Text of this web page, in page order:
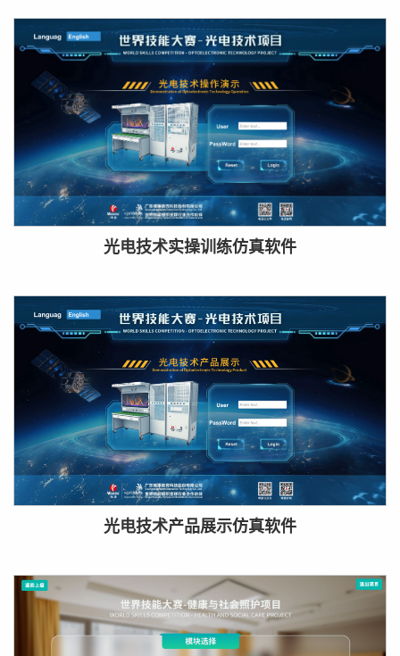
光电技术实操训练仿真软件
光电技术产品展示仿真软件